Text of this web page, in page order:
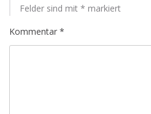
Felder sind mit * markiert
Kommentar *